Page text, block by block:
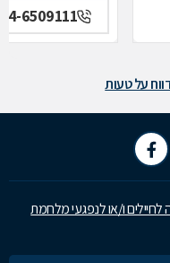
04-6509111
על טעות
ו/או לנפגעי מלחמת